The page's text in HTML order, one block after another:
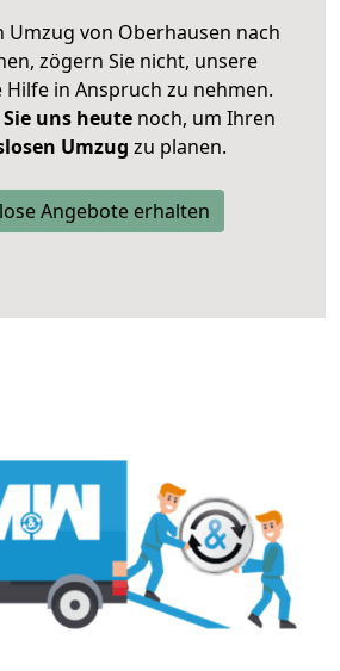
Umzug von Oberhausen nach
zögern Sie nicht, unsere
in Anspruch zu nehmen.
uns heutenoch, um Ihren
Umzug zu planen.
Angebote erhalten